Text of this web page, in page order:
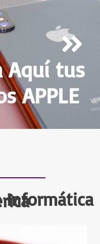
Aquí tus
APPLE
Informática